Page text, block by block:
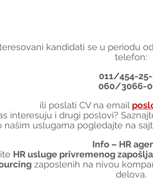
kandidati se u periodu
telefon:
011/454-
060/3066-
ili poslati CV na email
interesuju i drugi poslovi?
našim uslugama pogledajte na
Info – HR
HR usluge privremenog
zaposlenih na nivou
delova.